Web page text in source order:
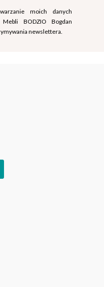
moich danych
BODZIO Bogdan
newslettera.